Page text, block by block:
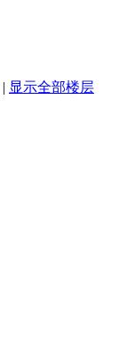
| 显示全部楼层